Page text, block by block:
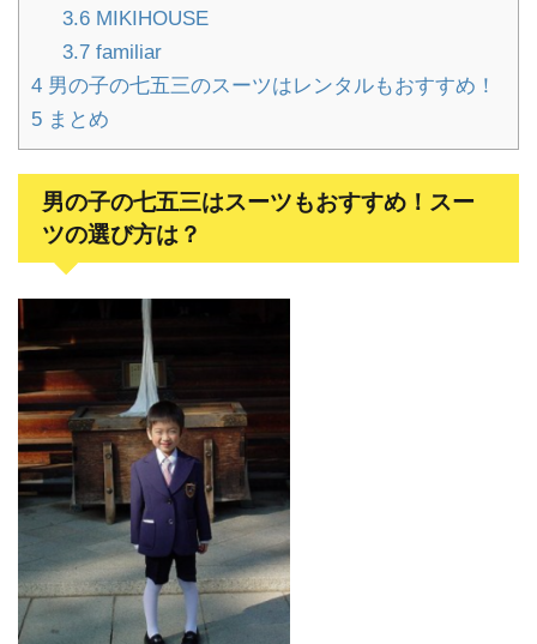
3.6MIKIHOUSE
3.7familiar
4 男の子の七五三のスーツはレンタルもおすすめ！
5 まとめ
男の子の七五三はスーツもおすすめ！スー
ツの選び方は？